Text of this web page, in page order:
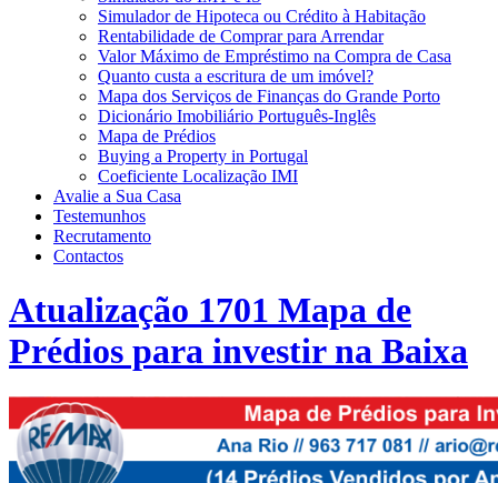
Simulador de Hipoteca ou Crédito à Habitação
Rentabilidade de Comprar para Arrendar
Valor Máximo de Empréstimo na Compra de Casa
Quanto custa a escritura de um imóvel?
Mapa dos Serviços de Finanças do Grande Porto
Dicionário Imobiliário Português-Inglês
Mapa de Prédios
Buying a Property in Portugal
Coeficiente Localização IMI
Avalie a Sua Casa
Testemunhos
Recrutamento
Contactos
Atualização 1701 Mapa de
Prédios para investir na Baixa